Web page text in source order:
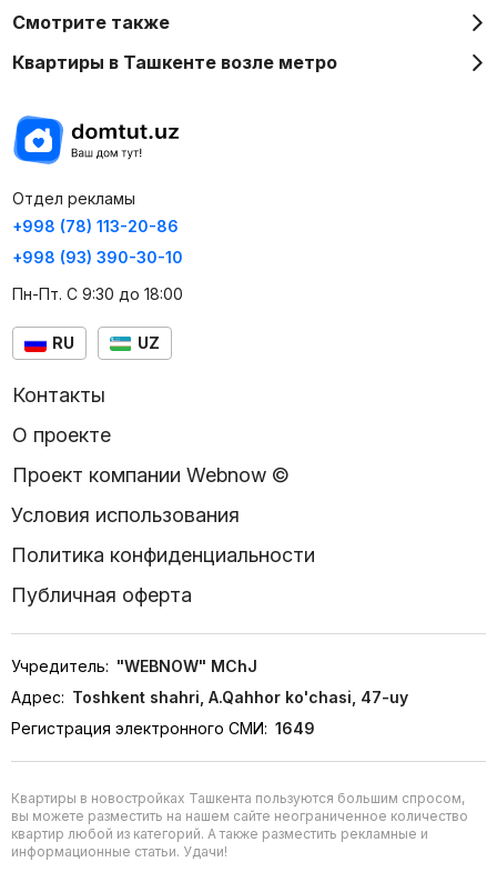
Смотрите также
Квартиры в Ташкенте возле метро
Отдел рекламы
+998 (78) 113-20-86
+998 (93) 390-30-10
Пн-Пт. С 9:30 до 18:00
RU UZ
Контакты
О проекте
Проект компании Webnow ©
Условия использования
Политика конфиденциальности
Публичная оферта
Учредитель: "WEBNOW" MChJ
Адрес: Toshkent shahri, A.Qahhor ko'chasi, 47-uy
Регистрация электронного СМИ: 1649
Квартиры в новостройках Ташкента пользуются большим спросом,
вы можете разместить на нашем сайте неограниченное количество
квартир любой из категорий. А также разместить рекламные и
информационные статьи. Удачи!